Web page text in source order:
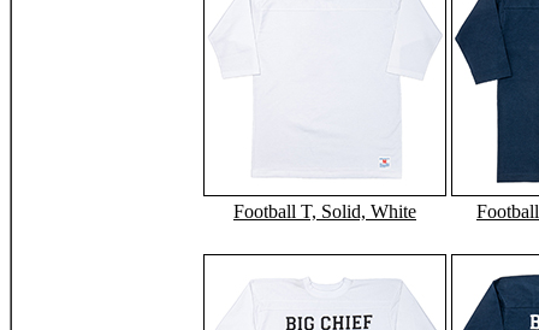
Football T, Solid, White